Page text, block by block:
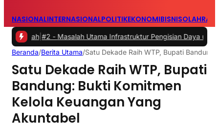
NASIONALINTERNASIONALPOLITIKEKONOMIBISNIS
#2 -Masalah Utama Infrastruktur Pengisian Daya untuk Mobil
Beranda/Berita Utama/Satu Dekade Raih WTP, Bupati
Satu Dekade Raih WTP, Bupati
Bandung: Bukti Komitmen
Kelola Keuangan Yang
Akuntabel